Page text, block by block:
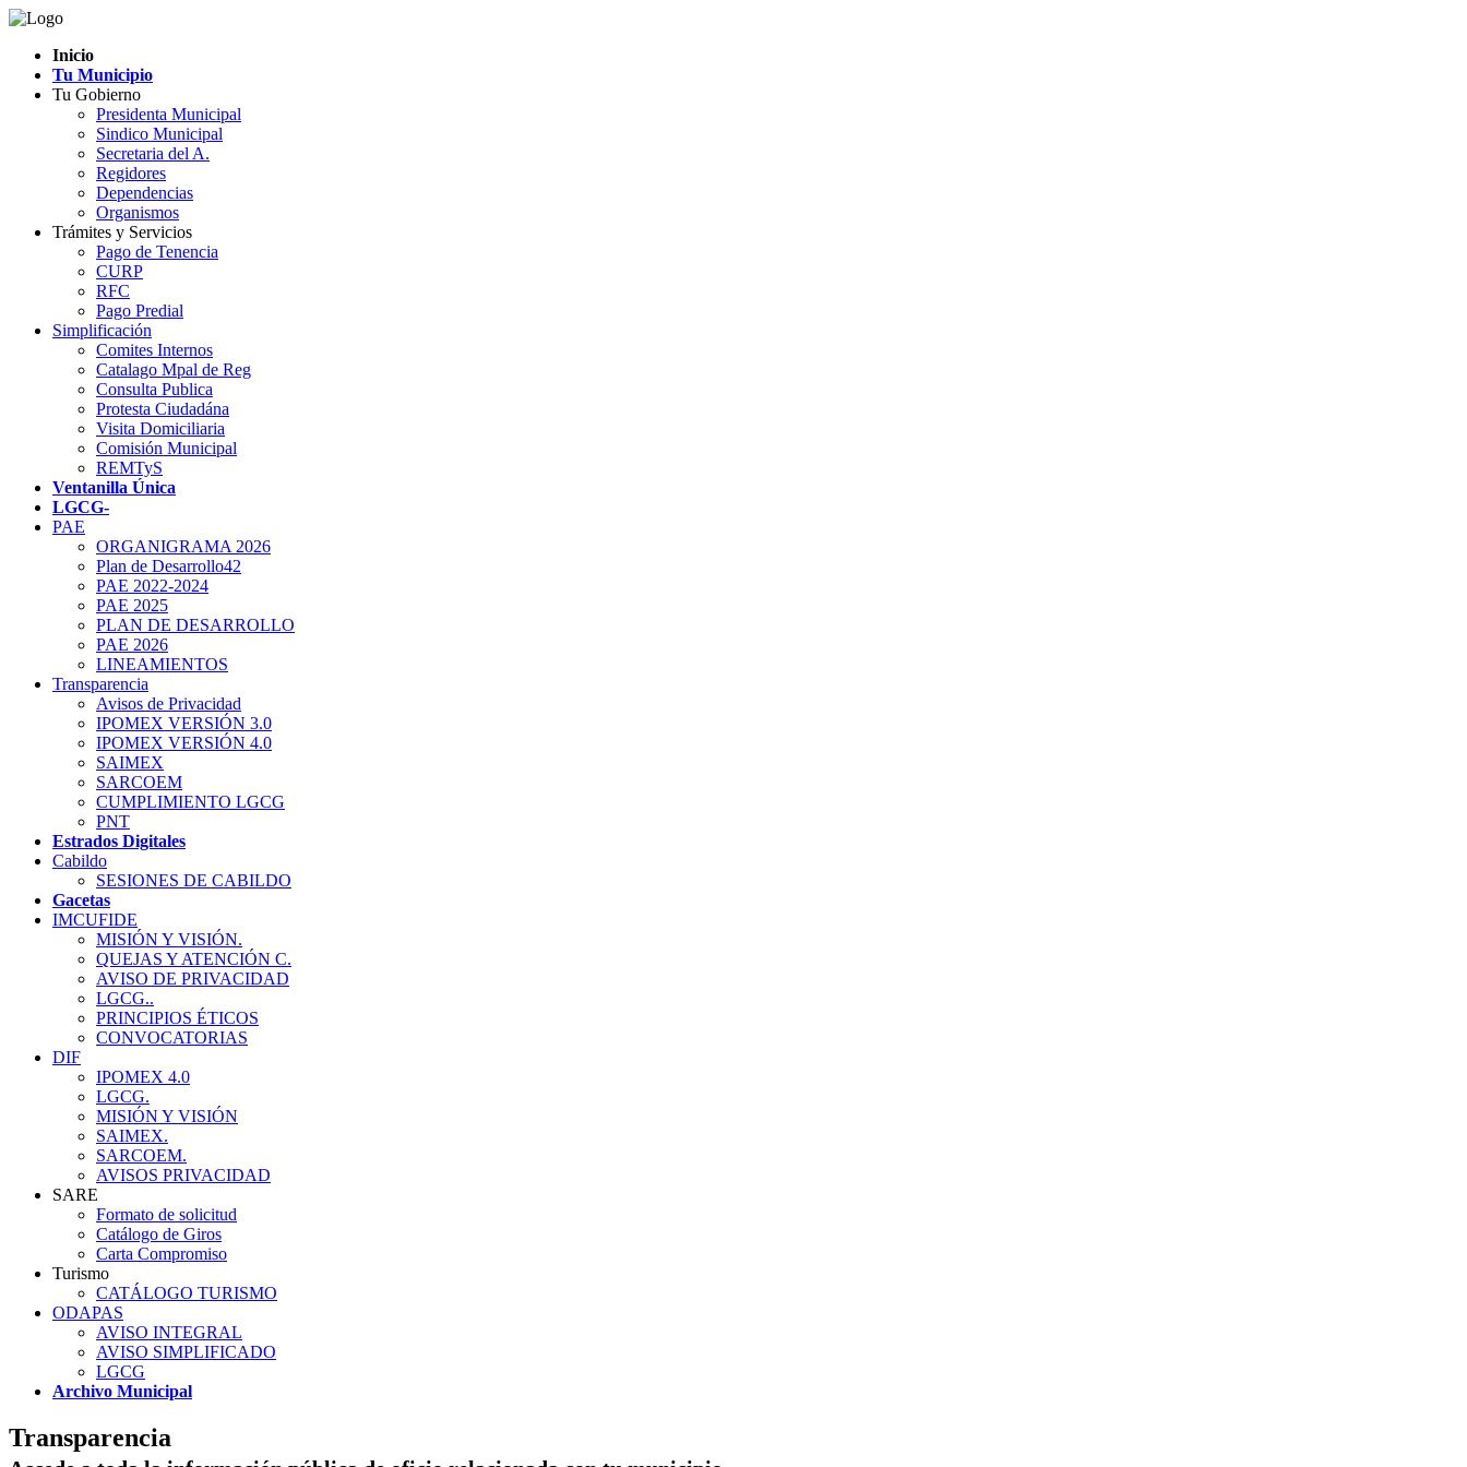
Inicio
Tu Municipio
Tu Gobierno
Presidenta Municipal
Sindico Municipal
Secretaria del A.
Regidores
Dependencias
Organismos
Trámites y Servicios
Pago de Tenencia
CURP
RFC
Pago Predial
Simplificación
Comites Internos
Catalago Mpal de Reg
Consulta Publica
Protesta Ciudadána
Visita Domiciliaria
Comisión Municipal
REMTyS
Ventanilla Única
LGCG-
PAE
ORGANIGRAMA 2026
Plan de Desarrollo42
PAE 2022-2024
PAE 2025
PLAN DE DESARROLLO
PAE 2026
LINEAMIENTOS
Transparencia
Avisos de Privacidad
IPOMEX VERSIÓN 3.0
IPOMEX VERSIÓN 4.0
SAIMEX
SARCOEM
CUMPLIMIENTO LGCG
PNT
Estrados Digitales
Cabildo
SESIONES DE CABILDO
Gacetas
IMCUFIDE
MISIÓN Y VISIÓN.
QUEJAS Y ATENCIÓN C.
AVISO DE PRIVACIDAD
LGCG..
PRINCIPIOS ÉTICOS
CONVOCATORIAS
DIF
IPOMEX 4.0
LGCG.
MISIÓN Y VISIÓN
SAIMEX.
SARCOEM.
AVISOS PRIVACIDAD
SARE
Formato de solicitud
Catálogo de Giros
Carta Compromiso
Turismo
CATÁLOGO TURISMO
ODAPAS
AVISO INTEGRAL
AVISO SIMPLIFICADO
LGCG
Archivo Municipal
Transparencia